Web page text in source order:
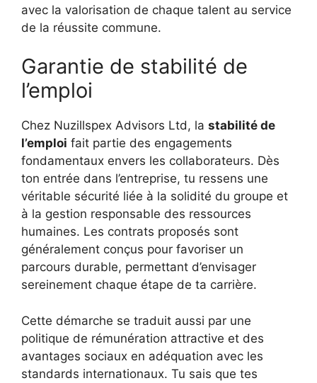
avec la valorisation de chaque talent au service
de la réussite commune.
Garantie de stabilité de
l’emploi
Chez Nuzillspex Advisors Ltd, la stabilité de
l’emploi fait partie des engagements
fondamentaux envers les collaborateurs. Dès
ton entrée dans l’entreprise, tu ressens une
véritable sécurité liée à la solidité du groupe et
à la gestion responsable des ressources
humaines. Les contrats proposés sont
généralement conçus pour favoriser un
parcours durable, permettant d’envisager
sereinement chaque étape de ta carrière.
Cette démarche se traduit aussi par une
politique de rémunération attractive et des
avantages sociaux en adéquation avec les
standards internationaux. Tu sais que tes